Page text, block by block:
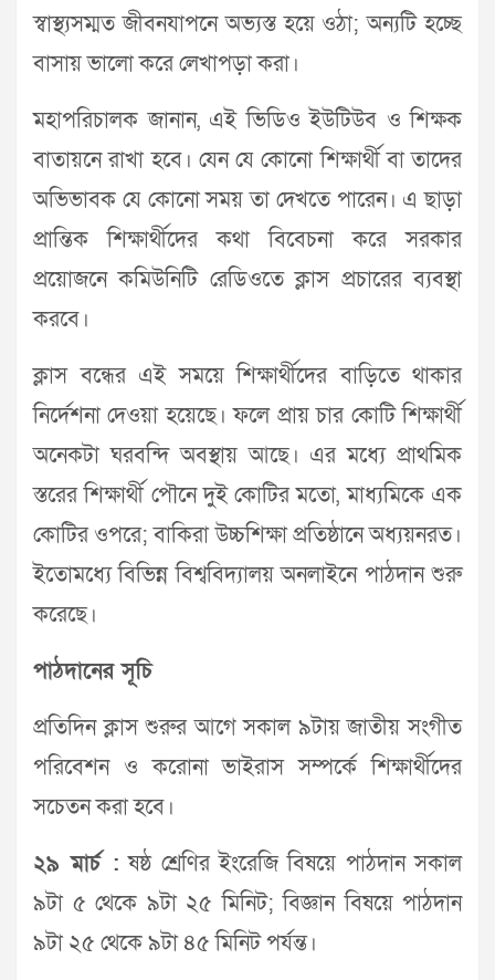
স্বাস্থ্যসম্মত জীবনযাপনে অভ্যস্ত হয়ে ওঠা; অন্যটি হচ্ছে
বাসায় ভালো করে লেখাপড়া করা।
মহাপরিচালক জানান, এই ভিডিও ইউটিউব ও শিক্ষক
বাতায়নে রাখা হবে। যেন যে কোনো শিক্ষার্থী বা তাদের
অভিভাবক যে কোনো সময় তা দেখতে পারেন। এ ছাড়া
প্রান্তিক শিক্ষার্থীদের কথা বিবেচনা করে সরকার
প্রয়োজনে কমিউনিটি রেডিওতে ক্লাস প্রচারের ব্যবস্থা
করবে।
ক্লাস বন্ধের এই সময়ে শিক্ষার্থীদের বাড়িতে থাকার
নির্দেশনা দেওয়া হয়েছে। ফলে প্রায় চার কোটি শিক্ষার্থী
অনেকটা ঘরবন্দি অবস্থায় আছে। এর মধ্যে প্রাথমিক
স্তরের শিক্ষার্থী পৌনে দুই কোটির মতো, মাধ্যমিকে এক
কোটির ওপরে; বাকিরা উচ্চশিক্ষা প্রতিষ্ঠানে অধ্যয়নরত।
ইতোমধ্যে বিভিন্ন বিশ্ববিদ্যালয় অনলাইনে পাঠদান শুরু
করেছে।
পাঠদানের সূচি
প্রতিদিন ক্লাস শুরুর আগে সকাল ৯টায় জাতীয় সংগীত
পরিবেশন ও করোনা ভাইরাস সম্পর্কে শিক্ষার্থীদের
সচেতন করা হবে।
২৯ মার্চ : ষষ্ঠ শ্রেণির ইংরেজি বিষয়ে পাঠদান সকাল
৯টা ৫ থেকে ৯টা ২৫ মিনিট; বিজ্ঞান বিষয়ে পাঠদান
৯টা ২৫ থেকে ৯টা ৪৫ মিনিট পর্যন্ত।